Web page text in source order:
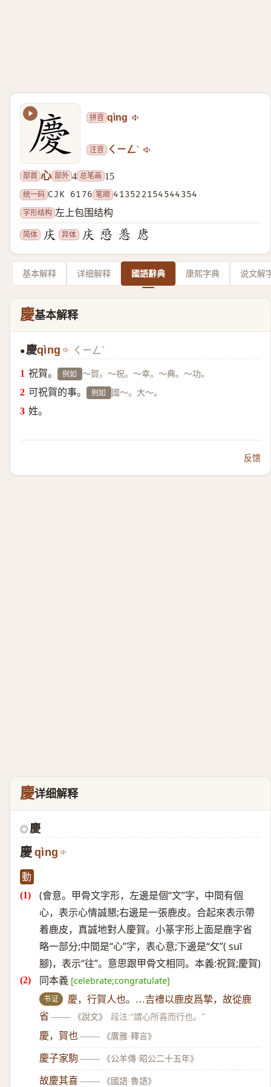
拼音 qìng
注音 ㄑㄧㄥˋ
部首 心 部外 4 总笔画 15
统一码 CJK 6176 笔顺 413522154544354
字形结构 左上包围结构
简体 异体
基本解释 详细解释 國語辭典 康熙字典 说文解
慶基本解释
●慶qìng ㄑㄧㄥˋ
祝賀。 例如 ～賀。～祝。～幸。～典。～功。
可祝賀的事。 例如 國～。大～。
姓。
反馈
慶详细解释
◎ 慶
慶 qìng
動
(會意。甲骨文字形，左邊是個“文”字，中間有個
心，表示心情誠懇;右邊是一張鹿皮。合起來表示帶
着鹿皮，真誠地對人慶賀。小篆字形上面是鹿字省
略一部分;中間是“心”字，表心意;下邊是“攵”( suī
腳)，表示“往”。意思跟甲骨文相同。本義:祝賀;慶賀)
同本義 [celebrate;congratulate]
书证
慶，行賀人也。…吉禮以鹿皮爲摯，故從鹿
省 —— 《說文》 段注:“謂心所喜而行也。”
慶，賀也 —— 《廣雅·釋言》
慶子家駒 —— 《公羊傳·昭公二十五年》
故慶其喜 —— 《國語·魯語》